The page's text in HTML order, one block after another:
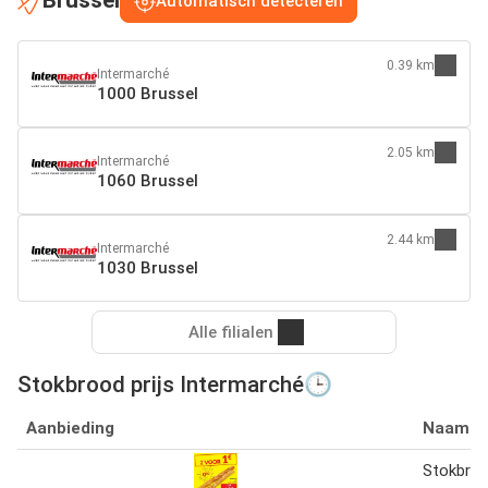
Intermarché
1000 Brussel
0.39 km
Intermarché
1060 Brussel
2.05 km
Intermarché
1030 Brussel
2.44 km
Alle filialen
Stokbrood prijs Intermarché🕒
Aanbieding Naam